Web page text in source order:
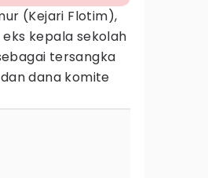
(Kejari Flotim),
kepala sekolah
tersangka
dana komite